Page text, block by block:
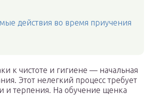
действия во время приучения
к чистоте и гигиене — начальная
Этот нелегкий процесс требует
и терпения. На обучение щенка